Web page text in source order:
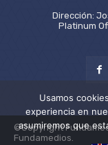
Dirección:
Platinum
©Copyright
Fundamedios.
Usamos
experiencia en
asumiremos que